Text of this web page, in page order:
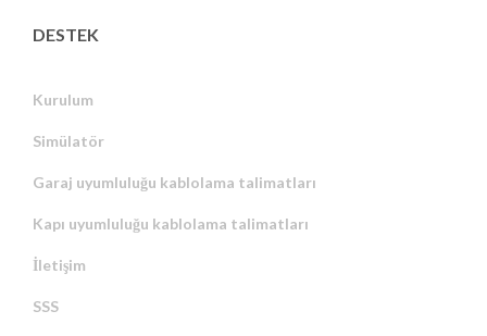
DESTEK
Kurulum
Simülatör
Garaj uyumluluğu kablolama talimatları
Kapı uyumluluğu kablolama talimatları
İletişim
SSS